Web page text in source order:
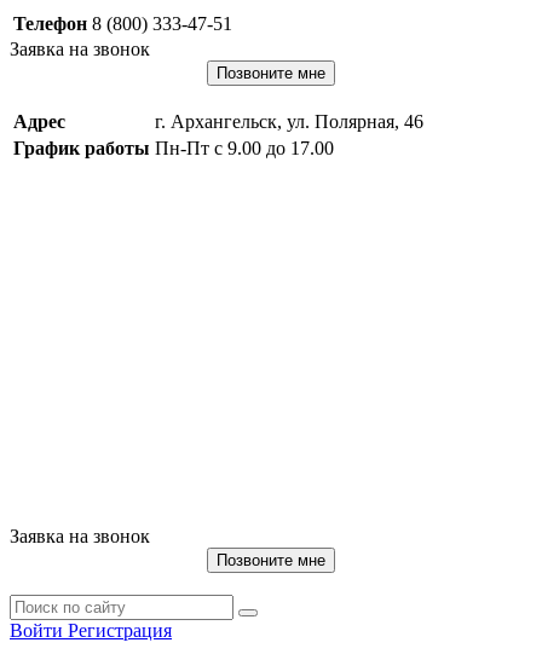
Телефон 8 (800) 333-47-51
Заявка на звонок
Позвоните мне
Адрес
г. Архангельск, ул. Полярная, 46
График работы Пн-Пт с 9.00 до 17.00
Заявка на звонок
Позвоните мне
Войти Регистрация